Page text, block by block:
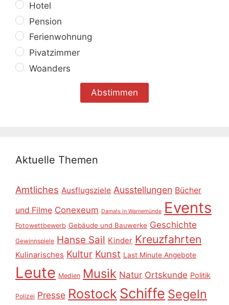
Hotel
Pension
Ferienwohnung
Pivatzimmer
Woanders
Aktuelle Themen
Amtliches Ausflugsziele Ausstellungen Bücher
und Filme Conexeum Damals in Warnemünde Events
Fotowettbewerb Gebäude und Bauwerke Geschichte
Gewinnspiele Hanse Sail Kinder Kreuzfahrten
Kulinarisches Kultur Kunst Last Minute Angebote
Leute Medien Musik Natur Ortskunde Politik
Polizei Presse Rostock Schiffe Segeln